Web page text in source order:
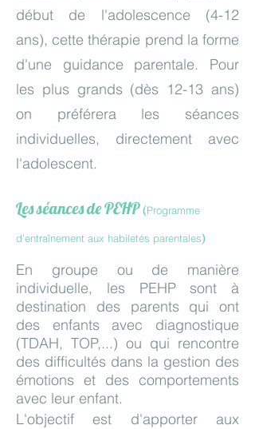
début de l'adolescence (4-12
ans), cette thérapie prend la forme
d'une guidance parentale. Pour
les plus grands (dès 12-13 ans)
on préférera les séances
individuelles, directement avec
l'adolescent.
Les séances de PEHP(Programme
d'entraînement aux habiletés parentales)
En groupe ou de manière
individuelle, les PEHP sont à
destination des parents qui ont
des enfants avec diagnostique
(TDAH, TOP,...) ou qui rencontre
des difficultés dans la gestion des
émotions et des comportements
avec leur enfant.
L'objectif est d'apporter aux